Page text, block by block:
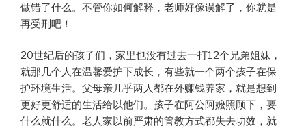
做错了什么。不管你如何解释，老师好像误解了，你就是
再受刑吧！
20世纪后的孩子们，家里也没有过去一打12个兄弟姐妹，
就那几个人在温馨爱护下成长，有些就一个两个孩子在保
护环境生活。父母亲几乎两人都在外赚钱养家，就是想到
更好更舒适的生活给以他们。孩子在阿公阿嬤照顾下，要
什么就什么。老人家以前严肃的管教方式都失去功效，就